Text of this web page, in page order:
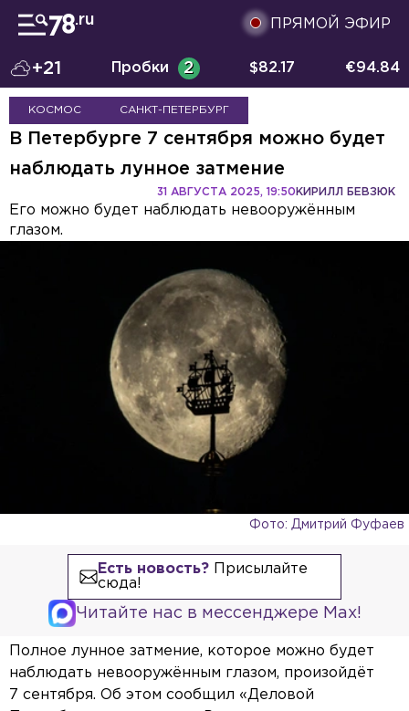
ПРЯМОЙ ЭФИР
+21 Пробки 2 $82.17 €94.84
КОСМОС САНКТ-ПЕТЕРБУРГ
В Петербурге 7 сентября можно будет
наблюдать лунное затмение
КИРИЛЛ БЕВЗЮК
31 АВГУСТА 2025, 19:50
Его можно будет наблюдать невооружённым
глазом.
Фото: Дмитрий Фуфаев
Есть новость?Присылайте
сюда!
Читайте нас в мессенджере Max!
Полное лунное затмение, которое можно будет
наблюдать невооружённым глазом, произойдёт
7 сентября. Об этом сообщил «Деловой